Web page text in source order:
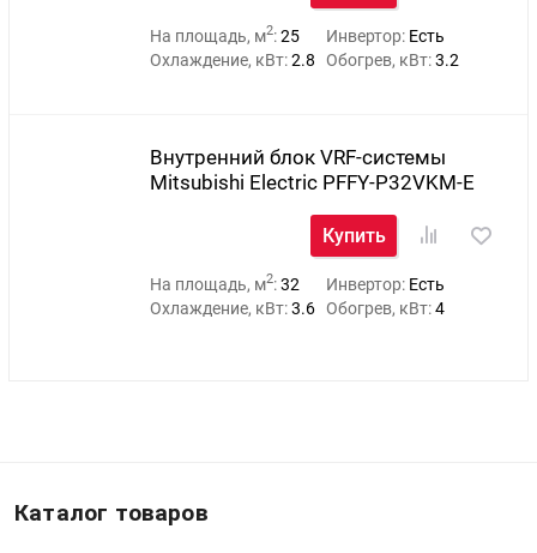
На площадь, м2:25 Инвертор: Есть
Охлаждение, кВт:2.8 Обогрев, кВт:3.2
Внутренний блок VRF-системы
Mitsubishi Electric PFFY-P32VKM-E
Купить
На площадь, м2:32 Инвертор: Есть
Охлаждение, кВт:3.6 Обогрев, кВт:4
Каталог товаров